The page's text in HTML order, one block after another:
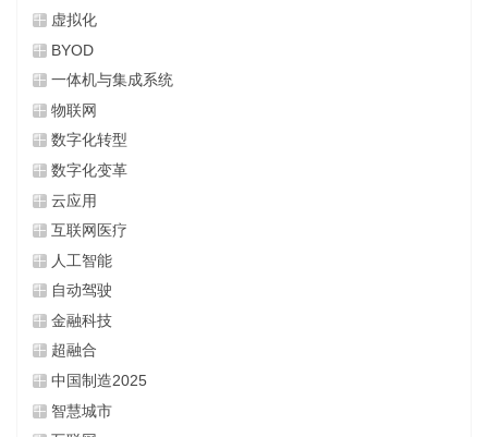
虚拟化
BYOD
一体机与集成系统
物联网
数字化转型
数字化变革
云应用
互联网医疗
人工智能
自动驾驶
金融科技
超融合
中国制造2025
智慧城市